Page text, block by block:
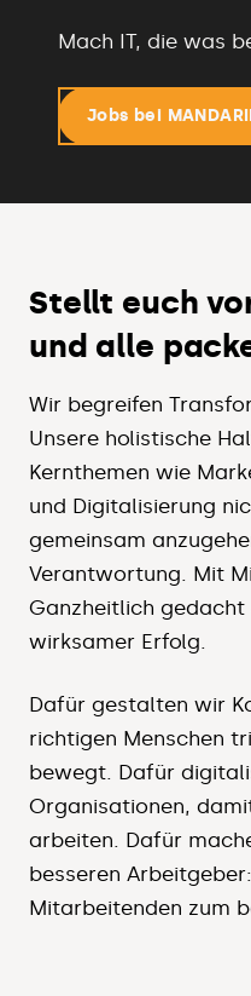
Mach IT, die was
Jobs bei
Stellt euch
und alle
Wir begreifen
Unsere holistische
Kernthemen wie
und Digitalisierung
gemeinsam
Verantwortung. Mit
Ganzheitlich
wirksamer Erfolg.
Dafür gestalten wir
richtigen Menschen
bewegt. Dafür
Organisationen,
arbeiten. Dafür
besseren
Mitarbeitenden zum